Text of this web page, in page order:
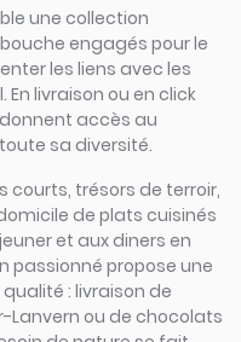
une collection
engagés pour le
les liens avec les
livraison ou en click
accès au
sa diversité.
courts, trésors de terroir,
de plats cuisinés
et aux diners en
passionné propose une
: livraison de
Lanvern ou de chocolats